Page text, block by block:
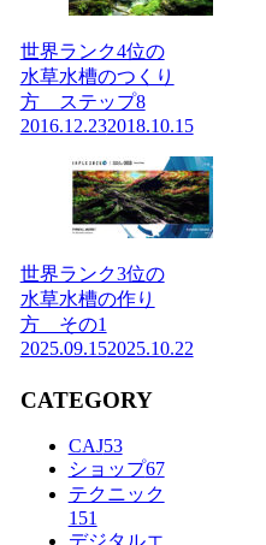
世界ランク4位の
水草水槽のつくり
方 ステップ8
2016.12.232018.10.15
世界ランク3位の
水草水槽の作り
方 その1
2025.09.152025.10.22
CATEGORY
CAJ53
ショップ67
テクニック
151